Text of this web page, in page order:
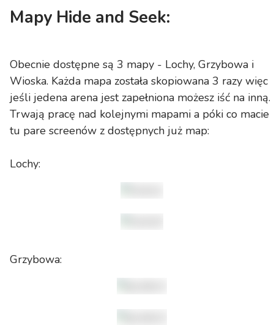
Mapy Hide and Seek:
Obecnie dostępne są 3 mapy - Lochy, Grzybowa i
Wioska. Każda mapa została skopiowana 3 razy więc
jeśli jedena arena jest zapełniona możesz iść na inną.
Trwają pracę nad kolejnymi mapami a póki co macie
tu pare screenów z dostępnych już map:
Lochy:
Grzybowa: